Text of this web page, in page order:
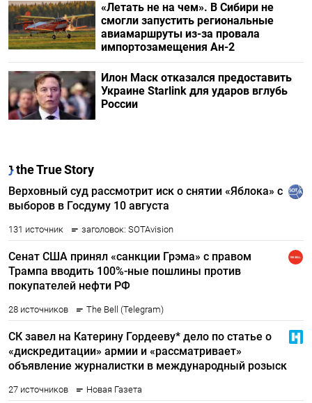
«Летать не на чем». В Сибири не
смогли запустить региональные
авиамаршруты из-за провала
импортозамещения Ан-2
Илон Маск отказался предоставить
Украине Starlink для ударов вглубь
России